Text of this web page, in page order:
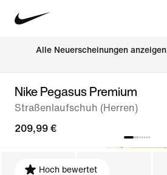
Alle Neuerscheinungen anzeigen
Nike Pegasus Premium
Straßenlaufschuh (Herren)
209,99 €
Hoch bewertet